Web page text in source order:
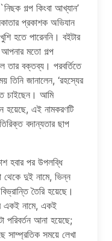
গল্প কিংবা আখ্যান’
প্রকাশক অভিযান
হতে পারেননি। বইটার
মতো গল্প
তার বক্তব্য। পরবর্তিতে
তিনি জানালেন, ‘রহস্যের
চাইছেন। আমি
হয়েছে, এই নামকরণটি
বদান্যতার ছাপ
হবার পর উপলব্ধি
দুই নামে, ভিন্ন
তৈরি হয়েছে।
একই নামে, একই
পরিবর্তন আনা হয়েছে;
সাম্প্রতিক সময়ে লেখা